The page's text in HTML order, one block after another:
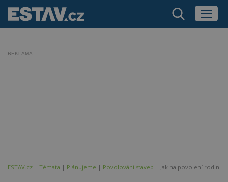
REKLAMA
ESTAV.cz Témata Plánujeme Povolování staveb Jak na povolení